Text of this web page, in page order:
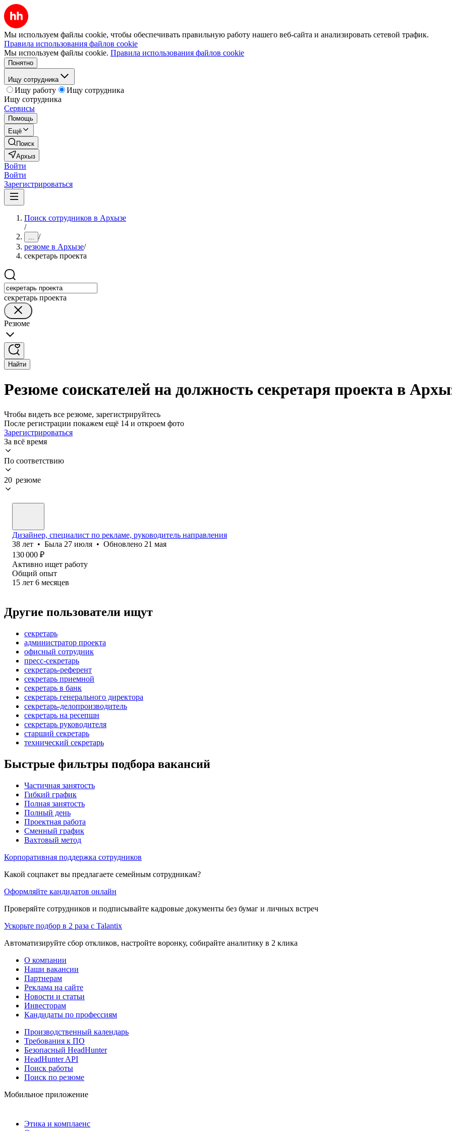
Мы используем файлы cookie, чтобы обеспечивать правильную работу нашего веб-сайта и анализировать сетевой трафик.
Правила использования файлов cookie
Мы используем файлы cookie. Правила использования файлов cookie
Понятно
Ищу сотрудника
Ищу работу
Ищу сотрудника
Ищу сотрудника
Сервисы
Помощь
Ещё
Поиск
Архыз
Войти
Войти
Зарегистрироваться
Поиск сотрудников в Архызе
/
... /
резюме в Архызе/
секретарь проекта
секретарь проекта
Резюме
Найти
Резюме соискателей на должность секретаря проекта в
Чтобы видеть все резюме, зарегистрируйтесь
После регистрации покажем ещё 14 и откроем фото
Зарегистрироваться
За всё время
По соответствию
20 резюме
Дизайнер, специалист по рекламе, руководитель направления
38 лет • Была 27 июля • Обновлено 21 мая
130 000 ₽
Активно ищет работу
Общий опыт
15 лет 6 месяцев
Другие пользователи ищут
секретарь
администратор проекта
офисный сотрудник
пресс-секретарь
секретарь-референт
секретарь приемной
секретарь в банк
секретарь генерального директора
секретарь-делопроизводитель
секретарь на ресепшн
секретарь руководителя
старший секретарь
технический секретарь
Быстрые фильтры подбора вакансий
Частичная занятость
Гибкий график
Полная занятость
Полный день
Проектная работа
Сменный график
Вахтовый метод
Корпоративная поддержка сотрудников
Какой соцпакет вы предлагаете семейным сотрудникам?
Оформляйте кандидатов онлайн
Проверяйте сотрудников и подписывайте кадровые документы без бумаг и личных встреч
Ускорьте подбор в 2 раза с Talantix
Автоматизируйте сбор откликов, настройте воронку, собирайте аналитику в 2 клика
О компании
Наши вакансии
Партнерам
Реклама на сайте
Новости и статьи
Инвесторам
Кандидаты по профессиям
Производственный календарь
Требования к ПО
Безопасный HeadHunter
HeadHunter API
Поиск работы
Поиск по резюме
Мобильное приложение
Этика и комплаенс